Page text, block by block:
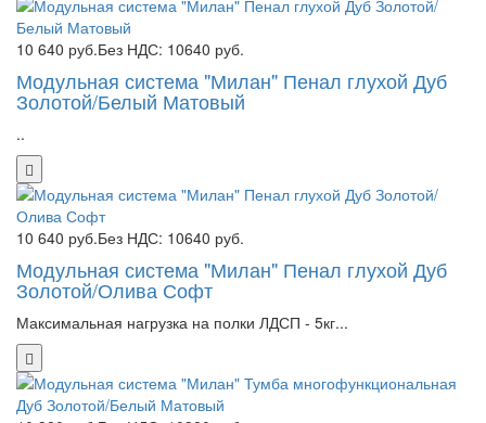
10 640 руб.Без НДС: 10640 руб.
Модульная система "Милан" Пенал глухой Дуб
Золотой/Белый Матовый
..
10 640 руб.Без НДС: 10640 руб.
Модульная система "Милан" Пенал глухой Дуб
Золотой/Олива Софт
Максимальная нагрузка на полки ЛДСП - 5кг...